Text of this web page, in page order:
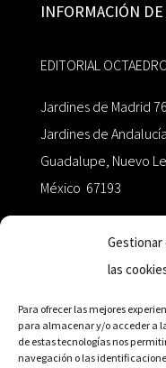
las
Para ofrecer las mejores
para almacenar y/o acceder a
de estas tecnologías nos
navegación o las
INFORMACIÓN
EDITORIAL
Jardines de Madrid
Jardines de Andalucía
Guadalupe, Nuevo
México 67193
+52 811.499.5638
RED DE